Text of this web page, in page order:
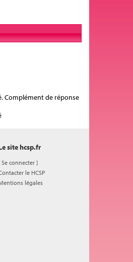
Complément de réponse
site hcsp.fr
Se connecter ]
le HCSP
légales